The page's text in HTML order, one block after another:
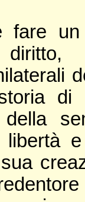
fare
di
della
libertà